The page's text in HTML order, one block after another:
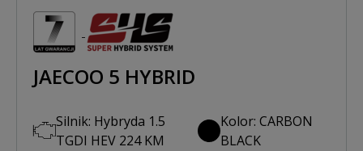
JAECOO 5 HYBRID
Silnik: Hybryda 1.5
TGDI HEV 224 KM
Kolor: CARBON
BLACK